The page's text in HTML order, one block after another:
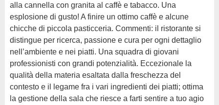
alla cannella con granita al caffè e tabacco. Una
esplosione di gusto! A finire un ottimo caffè e alcune
chicche di piccola pasticceria. Commenti: il ristorante si
distingue per ricerca, passione e cura per ogni dettaglio
nell’ambiente e nei piatti. Una squadra di giovani
professionisti con grandi potenzialità. Eccezionale la
qualità della materia esaltata dalla freschezza del
contesto e il legame fra i vari ingredienti dei piatti; ottima
la gestione della sala che riesce a farti sentire a tuo agio